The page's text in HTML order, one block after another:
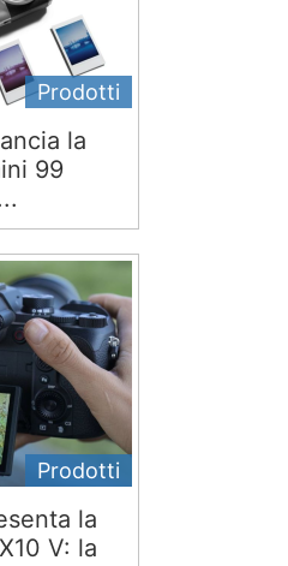
Prodotti
la
99
Prodotti
la
V: la